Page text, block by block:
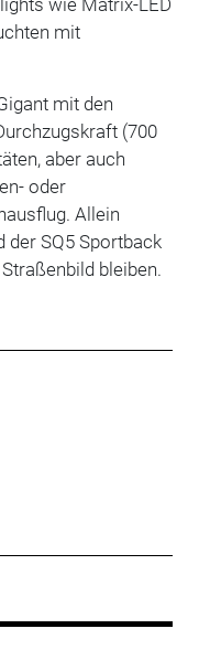
mit
mit den
(700
aber auch
oder
Allein
der SQ5 Sportback
bleiben.